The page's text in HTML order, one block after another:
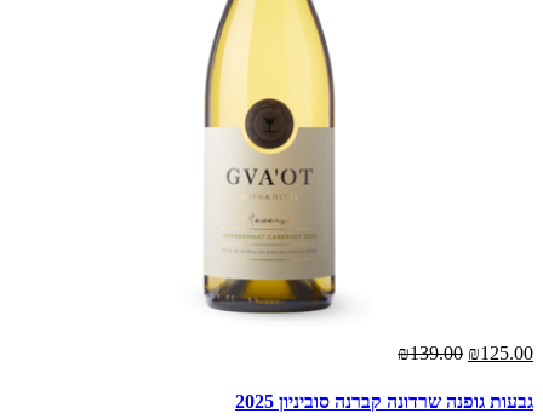
₪125.00
₪139.00
גבעות גופנה שרדונה קברנה סוביניון 2025